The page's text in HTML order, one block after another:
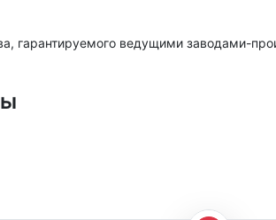
гарантируемого ведущими заводами-